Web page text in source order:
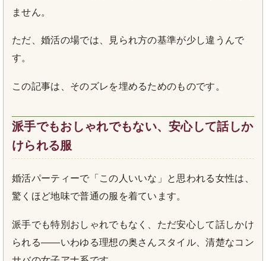
ません。
ただ、婚活の場では、見られ方の基準が少し違うんで
す。
この記事は、そのズレを埋めるためのものです。
派手でもおしゃれでもない、安心して話しか
けられる服
婚活パーティーで「この人いいな」と思われる女性は、
驚くほど地味で普通の服を着ています。
派手でも特別おしゃれでもなく、ただ安心して話しかけ
られる――いわゆる理想の奥さんスタイル、清楚なコン